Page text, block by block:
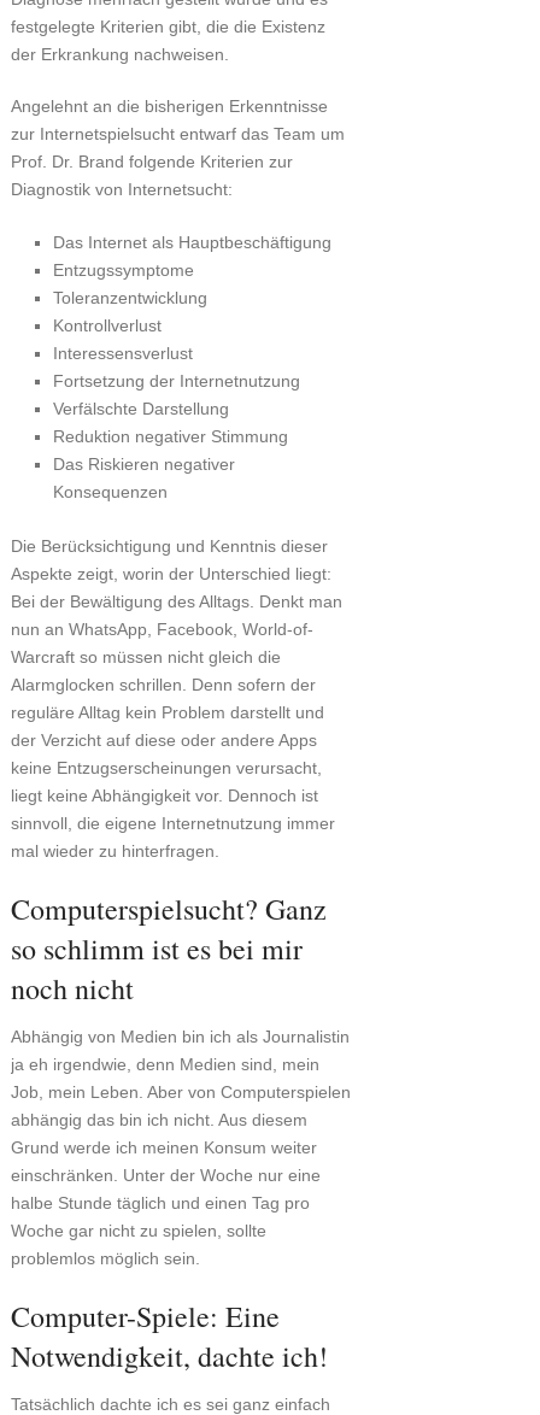
festgelegte Kriterien gibt, die die Existenz
der Erkrankung nachweisen.
Angelehnt an die bisherigen Erkenntnisse
zur Internetspielsucht entwarf das Team um
Prof. Dr. Brand folgende Kriterien zur
Diagnostik von Internetsucht:
Das Internet als Hauptbeschäftigung
Entzugssymptome
Toleranzentwicklung
Kontrollverlust
Interessensverlust
Fortsetzung der Internetnutzung
Verfälschte Darstellung
Reduktion negativer Stimmung
Das Riskieren negativer
Konsequenzen
Die Berücksichtigung und Kenntnis dieser
Aspekte zeigt, worin der Unterschied liegt:
Bei der Bewältigung des Alltags. Denkt man
nun an WhatsApp, Facebook, World-of-
Warcraft so müssen nicht gleich die
Alarmglocken schrillen. Denn sofern der
reguläre Alltag kein Problem darstellt und
der Verzicht auf diese oder andere Apps
keine Entzugserscheinungen verursacht,
liegt keine Abhängigkeit vor. Dennoch ist
sinnvoll, die eigene Internetnutzung immer
mal wieder zu hinterfragen.
Computerspielsucht? Ganz
so schlimm ist es bei mir
noch nicht
Abhängig von Medien bin ich als Journalistin
ja eh irgendwie, denn Medien sind, mein
Job, mein Leben. Aber von Computerspielen
abhängig das bin ich nicht. Aus diesem
Grund werde ich meinen Konsum weiter
einschränken. Unter der Woche nur eine
halbe Stunde täglich und einen Tag pro
Woche gar nicht zu spielen, sollte
problemlos möglich sein.
Computer-Spiele: Eine
Notwendigkeit, dachte ich!
Tatsächlich dachte ich es sei ganz einfach